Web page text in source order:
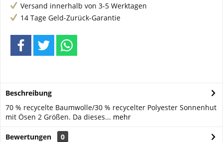
Versand innerhalb von 3-5 Werktagen
14 Tage Geld-Zurück-Garantie
Beschreibung
70 % recycelte Baumwolle/30 % recycelter Polyester Sonnenhut
mit Ösen 2 Größen. Da dieses... mehr
Bewertungen
0